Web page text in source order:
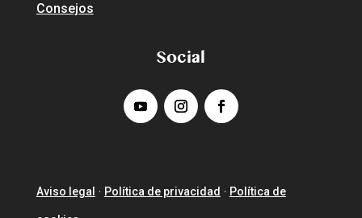
Consejos
Social
Aviso legal · Política de privacidad · Política de